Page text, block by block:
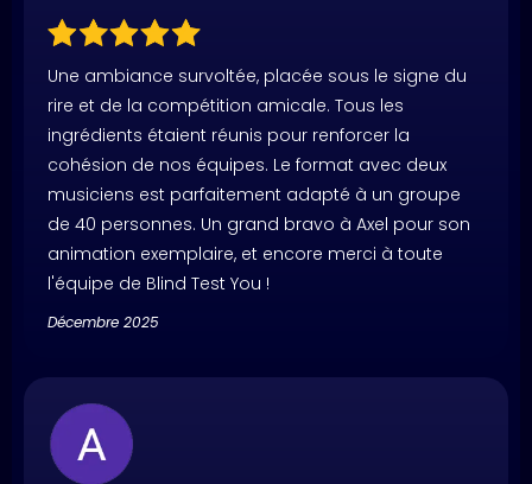
Une ambiance survoltée, placée sous le signe du
rire et de la compétition amicale. Tous les
ingrédients étaient réunis pour renforcer la
cohésion de nos équipes. Le format avec deux
musiciens est parfaitement adapté à un groupe
de 40 personnes. Un grand bravo à Axel pour son
animation exemplaire, et encore merci à toute
l'équipe de Blind Test You !
Décembre 2025